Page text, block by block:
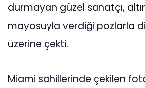
durmayan güzel sanatçı,
mayosuyla verdiği pozlarla
üzerine çekti.
Miami sahillerinde çekilen